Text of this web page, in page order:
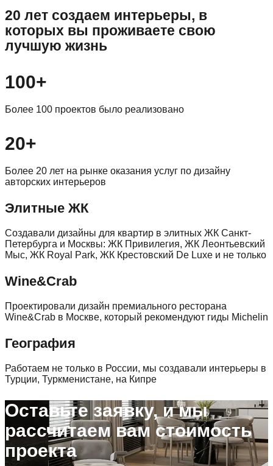
20 лет создаем интерьеры, в
которых вы проживаете свою
лучшую жизнь
100+
Более 100 проектов было реализовано
20+
Более 20 лет на рынке оказания услуг по дизайну
авторских интерьеров
Элитные ЖК
Создавали дизайны для квартир в элитных ЖК Санкт-
Петербурга и Москвы: ЖК Привилегия, ЖК Леонтьевский
Мыс, ЖК Royal Park, ЖК Крестовский De Luxe и не только
Wine&Crab
Проектировали дизайн премиального ресторана
Wine&Crab в Москве, который рекомендуют гиды Michelin
География
Работаем не только в России, мы создавали интерьеры в
Турции, Туркменистане, на Кипре
Оставьте заявку, и мы
рассчитаем вам стоимость
проекта